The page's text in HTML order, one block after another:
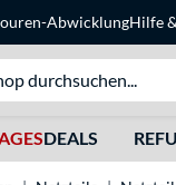
AbwicklungHilfe&
DEALS